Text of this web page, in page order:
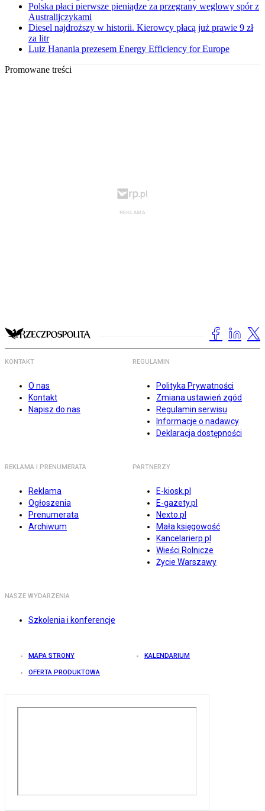
Polska płaci pierwsze pieniądze za przegrany węglowy spór z
Australijczykami
Diesel najdroższy w historii. Kierowcy płacą już prawie 9 zł
za litr
Luiz Hanania prezesem Energy Efficiency for Europe
Promowane treści
KONTAKT
O nas
Kontakt
Napisz do nas
REGULAMIN
Polityka Prywatności
Zmiana ustawień zgód
Regulamin serwisu
Informacje o nadawcy
Deklaracja dostępności
REKLAMA I PRENUMERATA
Reklama
Ogłoszenia
Prenumerata
Archiwum
PARTNERZY
E-kiosk.pl
E-gazety.pl
Nexto.pl
Mała księgowość
Kancelarierp.pl
Wieści Rolnicze
Życie Warszawy
NASZE WYDARZENIA
Szkolenia i konferencje
MAPA STRONY KALENDARIUM
OFERTA PRODUKTOWA